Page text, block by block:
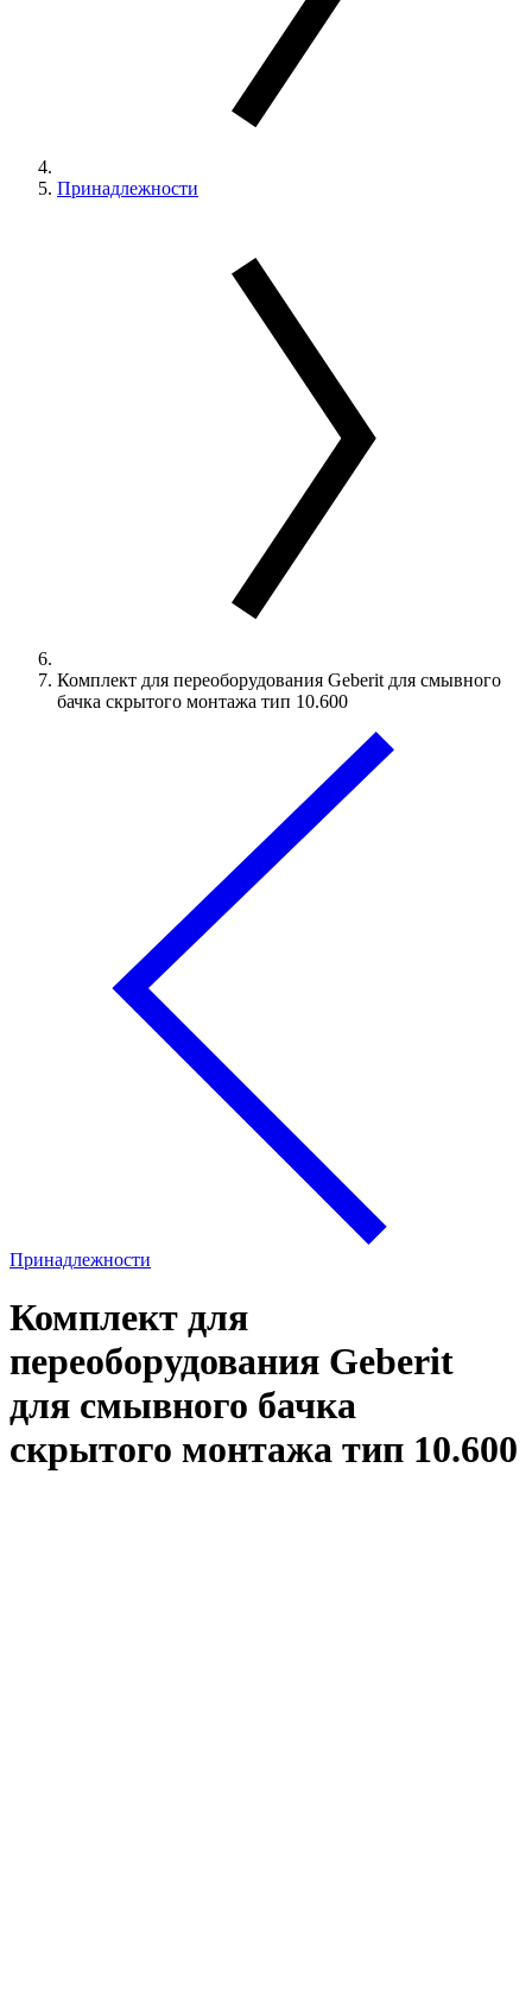
Принадлежности
Комплект для переоборудования Geberit для смывного
бачка скрытого монтажа тип 10.600
Принадлежности
Комплект для
переоборудования Geberit
для смывного бачка
скрытого монтажа тип 10.600